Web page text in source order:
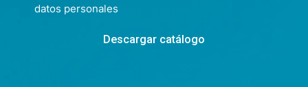
datos personales
Descargar catálogo